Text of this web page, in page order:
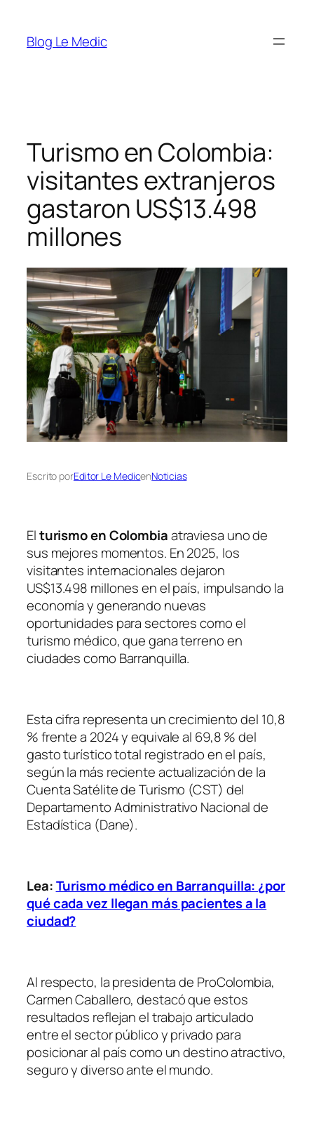
contenido
Blog Le Medic
Turismo en Colombia:
visitantes extranjeros
gastaron US$13.498
millones
Escrito porEditor Le MedicenNoticias
Elturismo en Colombiaatraviesa uno de
sus mejores momentos. En 2025, los
visitantes internacionales dejaron
US$13.498 millones en el país, impulsando la
economía y generando nuevas
oportunidades para sectores como el
turismo médico, que gana terreno en
ciudades como Barranquilla.
Esta cifra representa un crecimiento del 10,8
% frente a 2024 y equivale al 69,8 % del
gasto turístico total registrado en el país,
según la más reciente actualización de la
Cuenta Satélite de Turismo (CST) del
Departamento Administrativo Nacional de
Estadística (Dane).
Lea:Turismo médico en Barranquilla: ¿por
qué cada vez llegan más pacientes a la
ciudad?
Al respecto, la presidenta de ProColombia,
Carmen Caballero, destacó que estos
resultados reflejan el trabajo articulado
entre el sector público y privado para
posicionar al país como un destino atractivo,
seguro y diverso ante el mundo.